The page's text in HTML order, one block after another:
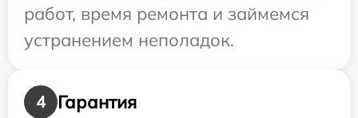
работ, время ремонта и займемся
устранением неполадок.
4
Гарантия